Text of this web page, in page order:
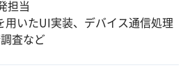
担当
用いたUI実装、デバイス通信処理
査など